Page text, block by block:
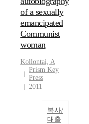
of a sexually
emancipated
Communist
woman
Kollontai, A
Prism Key
Press
2011
복사/
대출